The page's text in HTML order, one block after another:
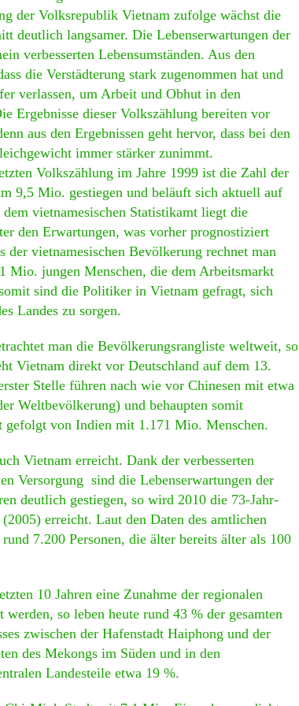
der Volksrepublik Vietnam zufolge wächst die
deutlich langsamer. Die Lebenserwartungen der
verbesserten Lebensumständen. Aus den
die Verstädterung stark zugenommen hat und
verlassen, um Arbeit und Obhut in den
Ergebnisse dieser Volkszählung bereiten vor
aus den Ergebnissen geht hervor, dass bei den
immer stärker zunimmt.
Volkszählung im Jahre 1999 ist die Zahl der
9,5 Mio. gestiegen und beläuft sich aktuell auf
vietnamesischen Statistikamt liegt die
den Erwartungen, was vorher prognostiziert
der vietnamesischen Bevölkerung rechnet man
jungen Menschen, die dem Arbeitsmarkt
sind die Politiker in Vietnam gefragt, sich
Landes zu sorgen.
man die Bevölkerungsrangliste weltweit, so
Vietnam direkt vor Deutschland auf dem 13.
Stelle führen nach wie vor Chinesen mit etwa
Weltbevölkerung) und behaupten somit
gefolgt von Indien mit 1.171 Mio. Menschen.
Vietnam erreicht. Dank der verbesserten
Versorgung sind die Lebenserwartungen der
deutlich gestiegen, so wird 2010 die 73-Jahr-
erreicht. Laut den Daten des amtlichen
7.200 Personen, die älter bereits älter als 100
10 Jahren eine Zunahme der regionalen
so leben heute rund 43 % der gesamten
zwischen der Hafenstadt Haiphong und der
des Mekongs im Süden und in den
Landesteile etwa 19 %.